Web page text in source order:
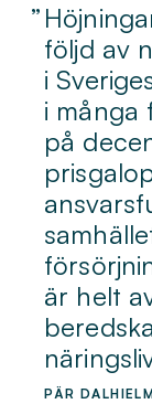
följd av
i
i många
på
är helt
PÄR